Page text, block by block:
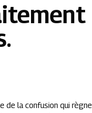
.
de la confusion qui règne